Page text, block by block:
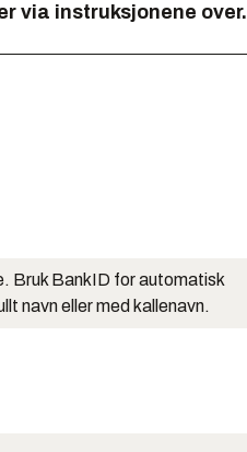
via instruksjonene over.
Bruk BankID for automatisk
navn eller med kallenavn.